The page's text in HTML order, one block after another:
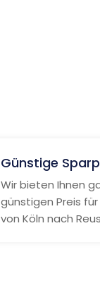
Günstige
Wir bieten Ihnen
günstigen Preis
von Köln nach